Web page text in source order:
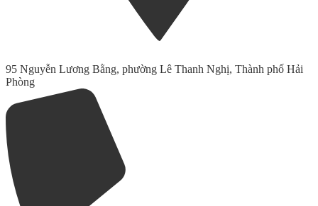
95 Nguyễn Lương Bằng, phường Lê Thanh Nghị, Thành phố Hải
Phòng